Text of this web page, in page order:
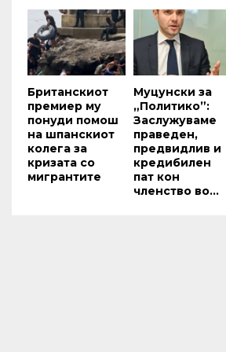
Британскиот
премиер му
понуди помош
на шпанскиот
колега за
кризата со
мигрантите
Муцунски за
„Политико”:
Заслужуваме
праведен,
предвидлив и
кредибилен
пат кон
членство во...